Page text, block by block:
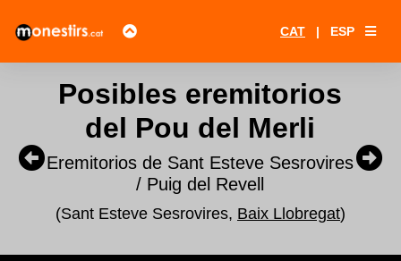
CAT | ESP
Posibles eremitorios
del Pou del Merli
Eremitorios de Sant Esteve Sesrovires
/ Puig del Revell
(Sant Esteve Sesrovires, Baix Llobregat)